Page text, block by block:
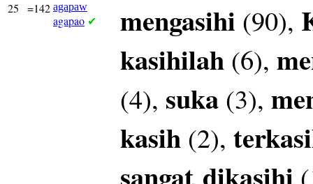
25 =142 agapaw
agapao ✔ mengasihi (90),
kasihilah (6),
(4), suka (3),
kasih (2),